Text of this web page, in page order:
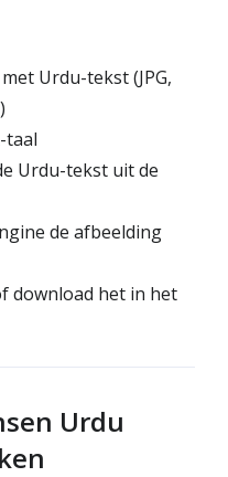
Urdu-tekst (JPG,
taal
Urdu-tekst uit de
de afbeelding
download het in het
Urdu